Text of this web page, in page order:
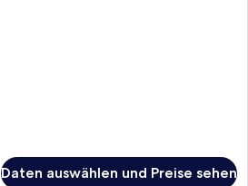
Daten auswählen und Preise sehen